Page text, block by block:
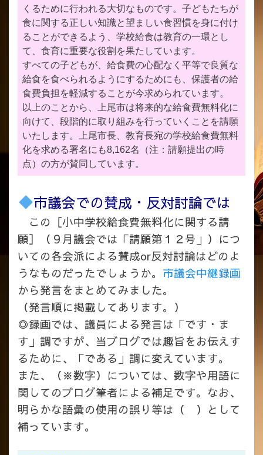
くるために行われる大切なものです。子どもたちが
食に関する正しい知識と望ましい食習慣を身に付け
ることができるよう、学校給食は教育の一環とし
て、食育に重要な役割を果たしています。
すべての子どもが、給食費の心配なく平等で良質な
給食を食べられるようにするためにも、保護者の給
食費負担を軽減することが今求められています。
以上のことから、上尾市は将来的な給食費無料化に
向けて、段階的に取り組みを行っていくことを請願
いたします。上尾市長、教育長宛の学校給食費無料
化を求める署名にも8,162名（注：請願提出の時
点）の方が賛同しています。
市議会での賛成・反対討論では
この［小中学校給食費無料化に関する請
願］（９月議会では「請願第１２号」）につ
いての各会派による賛成or反対討論はどのよ
うなものだったでしょうか。 市議会中継録画
から発言をまとめてみました。
（発言順に掲載してあります。）
◎録画では、議員による発言は「です・ま
す」調ですが、当ブログでは趣旨をお伝えす
るために、「である」調に変えています。
また、（※数字）については、数字や用語に
関してのブログ筆者による補足です。なお、
明らかな語彙の使用の誤り等は（ ）として
補っています。